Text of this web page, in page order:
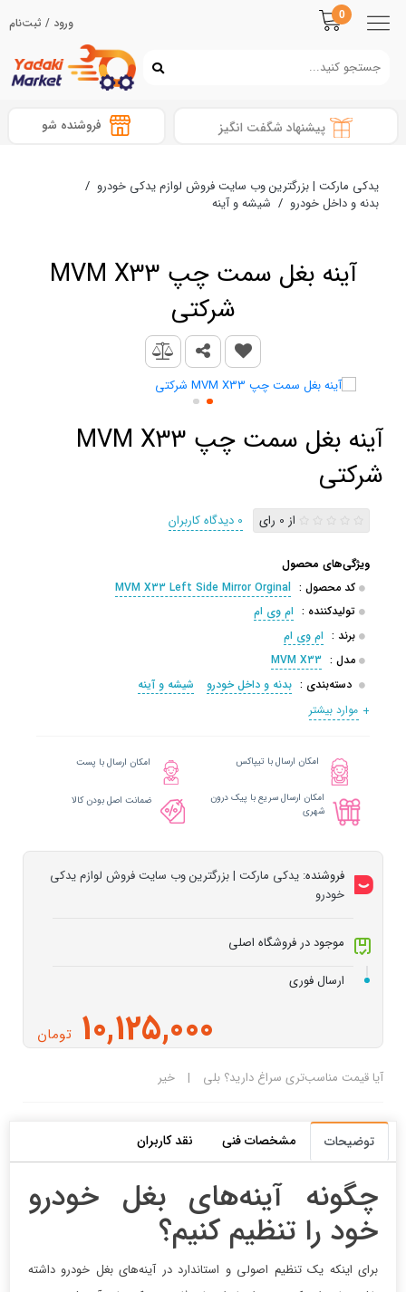
0 ورود / ثبت‌نام
پیشنهاد شگفت انگیز فروشنده شو
یدکی مارکت | بزرگترین وب سایت فروش لوازم یدکی خودرو /
بدنه و داخل خودرو / شیشه و آینه
آینه بغل سمت چپ MVM X33
شرکتی
آینه بغل سمت چپ MVM X33
شرکتی
از 0 رای 0 دیدگاه کاربران
ویژگی‌های محصول
کد محصول : MVM X33 Left Side Mirror Orginal
تولیدکننده : ام وی ام
برند : ام وی ام
مدل : MVM X33
دسته‌بندی : بدنه و داخل خودرو
شیشه و آینه
موارد بیشتر
امکان ارسال با تیپاکس امکان ارسال با پست
امکان ارسال سریع با پیک درون
شهری
ضمانت اصل بودن کالا
فروشنده: یدکی مارکت | بزرگترین وب سایت فروش لوازم یدکی
خودرو
موجود در فروشگاه اصلی
ارسال فوری
10,125,000 تومان
آیا قیمت مناسب‌تری سراغ دارید؟ بلی | خیر
توضیحات مشخصات فنی نقد کاربران
چگونه آینه‌های بغل خودرو
خود را تنظیم کنیم؟
برای اینکه یک تنظیم اصولی و استاندارد در آینه‌های بغل خودرو داشته